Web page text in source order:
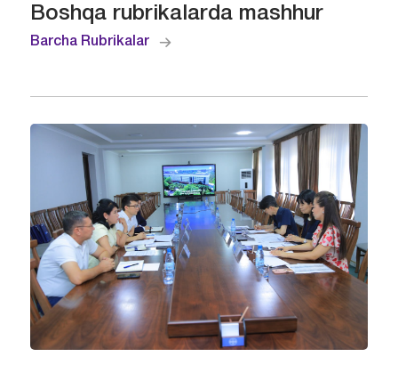
Boshqa rubrikalarda mashhur
Barcha Rubrikalar